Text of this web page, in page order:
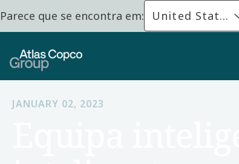
Parece que se encontra em: United States
JANUARY 02, 2023